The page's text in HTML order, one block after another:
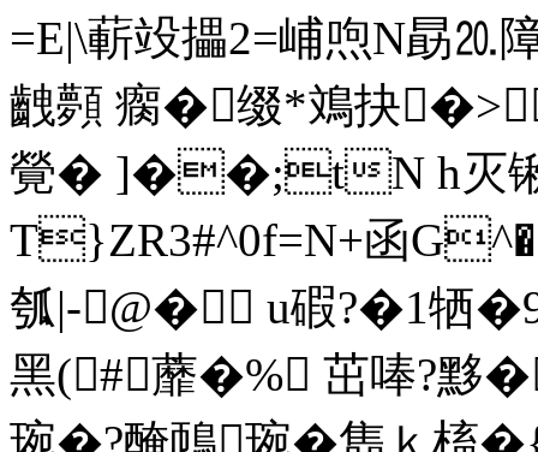
=E|\蔪竐攂2=峬喣N勗⒛
齥顭 瘸�缀*鳼抉
覮� ]��;tN h灭锹
T}ZR3#^0f=N+函
瓠|-@� u碬?�1牺
黑(#蘼�% 茁唪?黟